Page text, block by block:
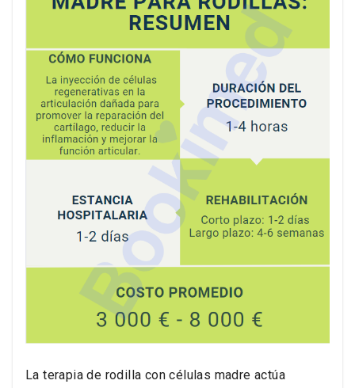
La terapia de rodilla con células madre actúa